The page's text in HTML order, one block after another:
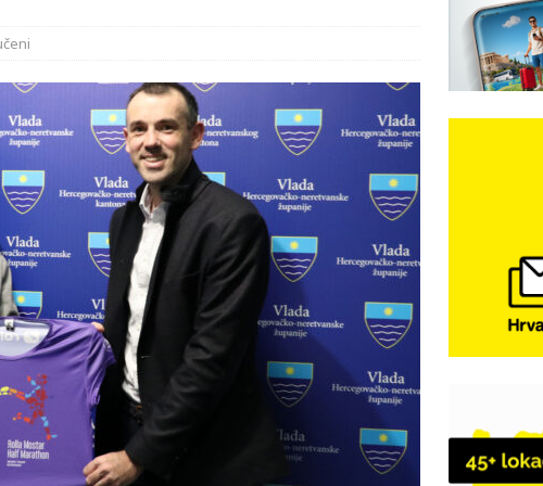
Vozači satima čekaju, dok se drugi ubacuju sa strane
29. srpnja 2018, preminuo je glazbeni genij Oliver Dragojević
o Oluji: Hrvati imaju što slaviti, dobili su ono što im povijesno